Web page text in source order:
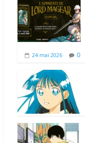
24 mai 2026 0